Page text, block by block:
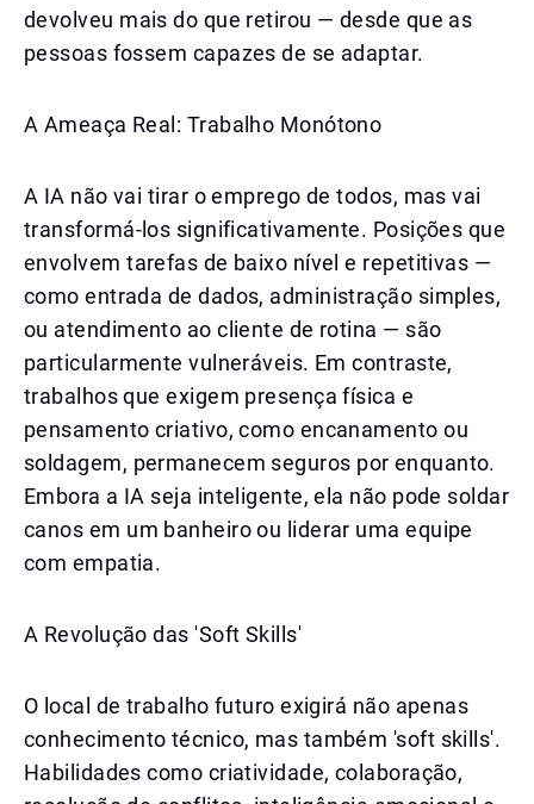
devolveu mais do que retirou — desde que as
pessoas fossem capazes de se adaptar.
A Ameaça Real: Trabalho Monótono
A IA não vai tirar o emprego de todos, mas vai
transformá-los significativamente. Posições que
envolvem tarefas de baixo nível e repetitivas —
como entrada de dados, administração simples,
ou atendimento ao cliente de rotina — são
particularmente vulneráveis. Em contraste,
trabalhos que exigem presença física e
pensamento criativo, como encanamento ou
soldagem, permanecem seguros por enquanto.
Embora a IA seja inteligente, ela não pode soldar
canos em um banheiro ou liderar uma equipe
com empatia.
A Revolução das 'Soft Skills'
O local de trabalho futuro exigirá não apenas
conhecimento técnico, mas também 'soft skills'.
Habilidades como criatividade, colaboração,